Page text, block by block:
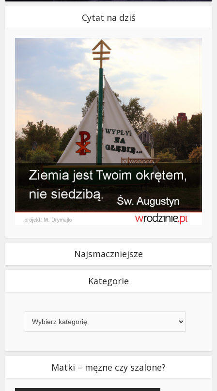
Cytat na dziś
Najsmaczniejsze
Kategorie
Matki – męzne czy szalone?